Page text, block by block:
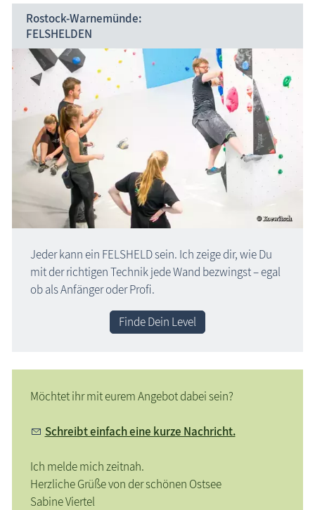
Rostock-Warnemünde:
FELSHELDEN
Jeder kann ein FELSHELD sein. Ich zeige dir, wie Du
mit der richtigen Technik jede Wand bezwingst – egal
ob als Anfänger oder Profi.
Finde Dein Level
Möchtet ihr mit eurem Angebot dabei sein?
Schreibt einfach eine kurze Nachricht.
Ich melde mich zeitnah.
Herzliche Grüße von der schönen Ostsee
Sabine Viertel